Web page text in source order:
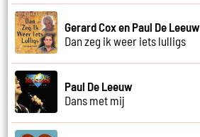
Gerard Cox en Paul De Leeuw
Dan zeg ik weer iets lulligs
Paul De Leeuw
Dans met mij